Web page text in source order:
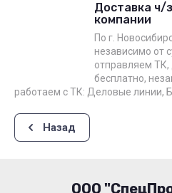
Доставка ч/
компании
По г.
независимо от
отправляем ТК,
бесплатно,
работаем с ТК: Деловые линии,
Назад
ООО